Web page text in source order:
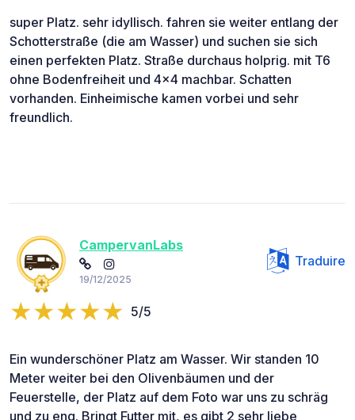
super Platz. sehr idyllisch. fahren sie weiter entlang der
Schotterstraße (die am Wasser) und suchen sie sich
einen perfekten Platz. Straße durchaus holprig. mit T6
ohne Bodenfreiheit und 4x4 machbar. Schatten
vorhanden. Einheimische kamen vorbei und sehr
freundlich.
CampervanLabs
19/12/2025
Traduire
5/5
Ein wunderschöner Platz am Wasser. Wir standen 10
Meter weiter bei den Olivenbäumen und der
Feuerstelle, der Platz auf dem Foto war uns zu schräg
und zu eng. Bringt Futter mit, es gibt 2 sehr liebe